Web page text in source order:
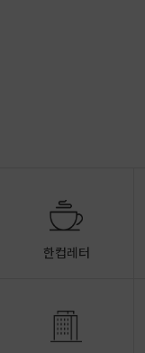
한컵레터